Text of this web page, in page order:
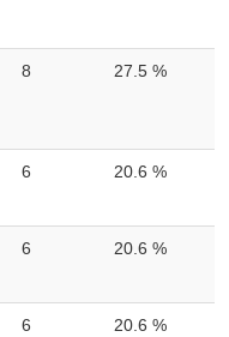
8 27.5 %
6 20.6 %
6 20.6 %
6 20.6 %